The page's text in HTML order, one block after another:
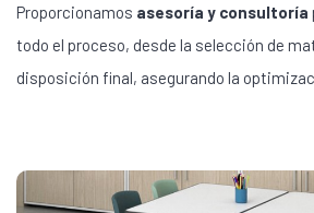
Proporcionamos asesoría y consultoría
todo el proceso, desde la selección de
disposición final, asegurando la